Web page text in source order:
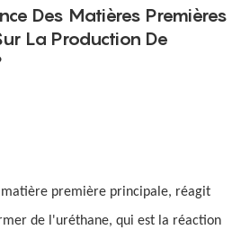
Des Matières Premières
La Production De
première principale, réagit
de l'uréthane, qui est la réaction